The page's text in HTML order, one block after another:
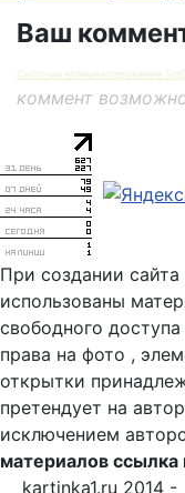
Ваш
Система комментирования
коммент
При создании
использованы
свободного
права на фото ,
открытки
претендует на
исключением
материалов ссылка
kartinka1.ru 2014 -